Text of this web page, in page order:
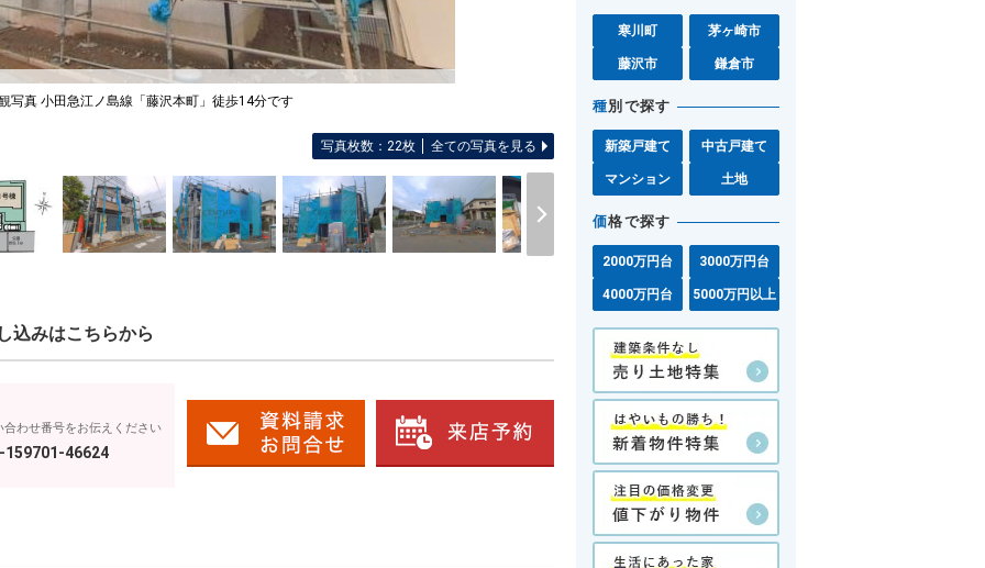
写真 小田急江ノ島線「藤沢本町」徒歩14分です
写真枚数：22枚 全ての写真を見る
込みはこちらから
合わせ番号をお伝えください
159701-46624
寒川町 茅ヶ崎市
藤沢市 鎌倉市
種別で探す
新築戸建て 中古戸建て
マンション 土地
価格で探す
2000万円台 3000万円台
4000万円台 5000万円以上